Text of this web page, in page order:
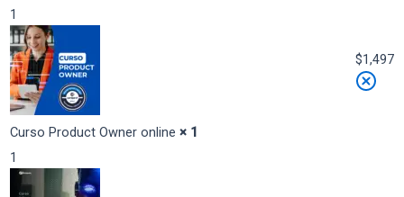
1
Curso Product Owner online × 1
$1,497
1